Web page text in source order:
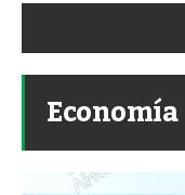
Economía